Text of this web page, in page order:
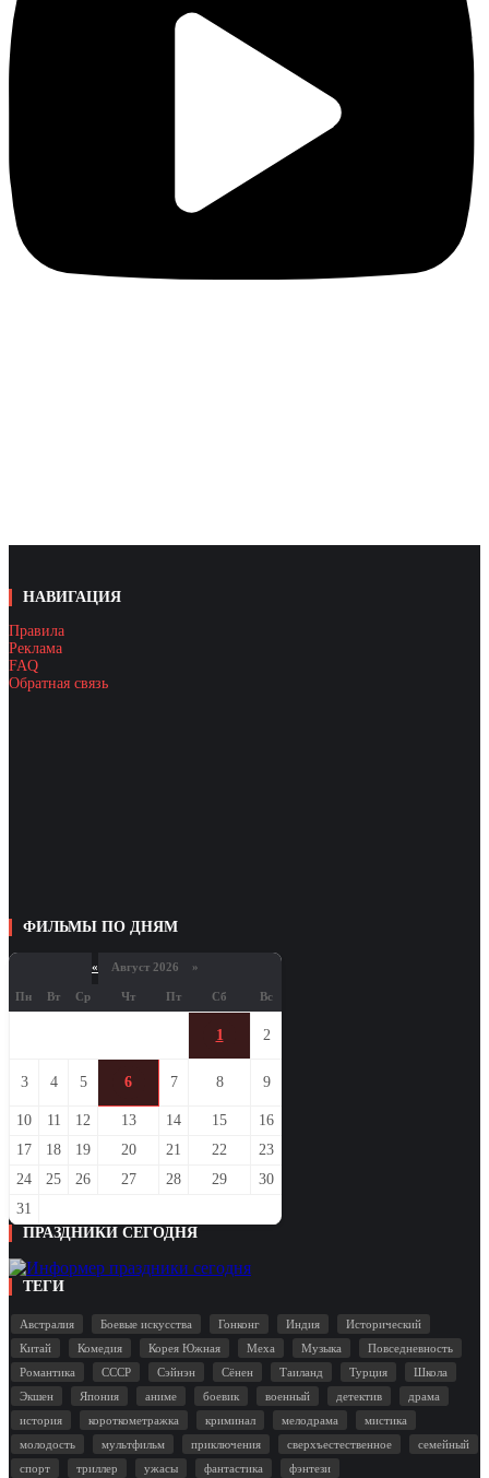
НАВИГАЦИЯ
Правила
Реклама
FAQ
Обратная связь
ФИЛЬМЫ ПО ДНЯМ
« Август 2026 »
Пн Вт Ср Чт Пт Сб Вс
1 2
3 4 5 6 7 8 9
10 11 12 13 14 15
16
17
18 19 20 21 22
23
24
25 26 27 28 29
30
31
ПРАЗДНИКИ СЕГОДНЯ
ТЕГИ
Австралия Боевые искусства Гонконг Индия
Исторический
Китай
Комедия Корея Южная Меха Музыка
Повседневность
Романтика
СССР Сэйнэн Сёнен Таиланд Турция
Школа
Экшен
Япония аниме боевик военный детектив
драма
история
короткометражка криминал мелодрама
мистика
молодость
мультфильм приключения сверхъестественное
семейный
спорт
триллер ужасы фантастика фэнтези